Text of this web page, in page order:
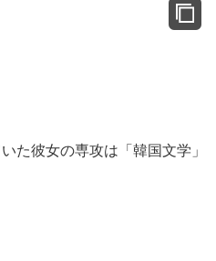
た彼女の専攻は「韓国文学」